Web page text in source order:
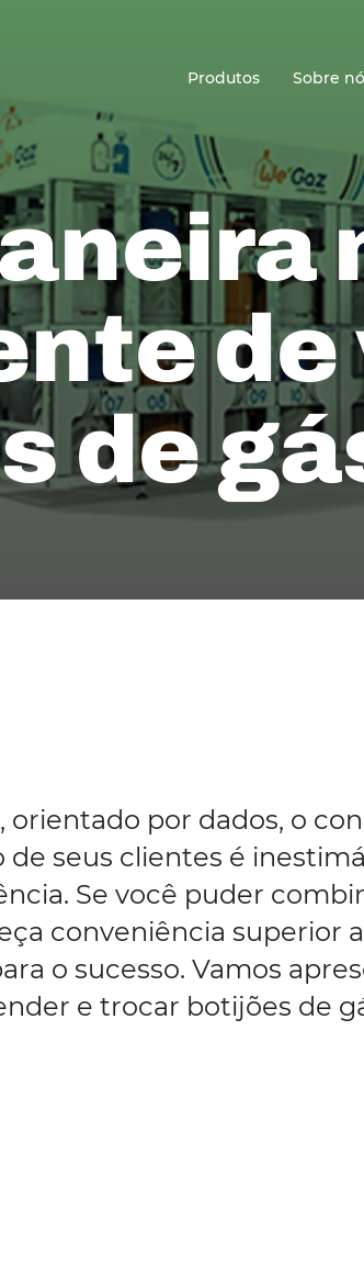
Produtos Sobre
de
de
orientado por dados, o
seus clientes é
Se você puder
conveniência superior
o sucesso. Vamos
e trocar botijões de